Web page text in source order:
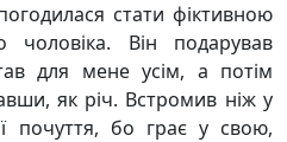
стати фіктивною
чоловіка. Він подарував
для мене усім, а потім
як річ. Встромив ніж у
почуття, бо грає у свою,